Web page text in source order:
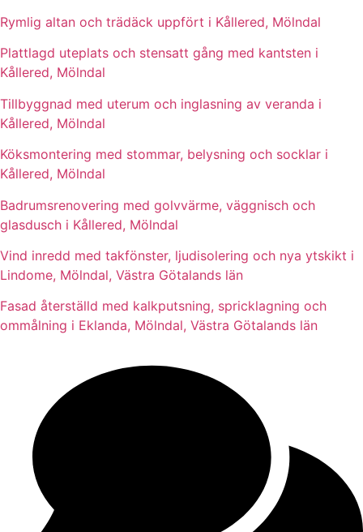
Rymlig altan och trädäck uppfört i Kållered, Mölndal
Plattlagd uteplats och stensatt gång med kantsten i
Kållered, Mölndal
Tillbyggnad med uterum och inglasning av veranda i
Kållered, Mölndal
Köksmontering med stommar, belysning och socklar i
Kållered, Mölndal
Badrumsrenovering med golvvärme, väggnisch och
glasdusch i Kållered, Mölndal
Vind inredd med takfönster, ljudisolering och nya ytskikt i
Lindome, Mölndal, Västra Götalands län
Fasad återställd med kalkputsning, spricklagning och
ommålning i Eklanda, Mölndal, Västra Götalands län